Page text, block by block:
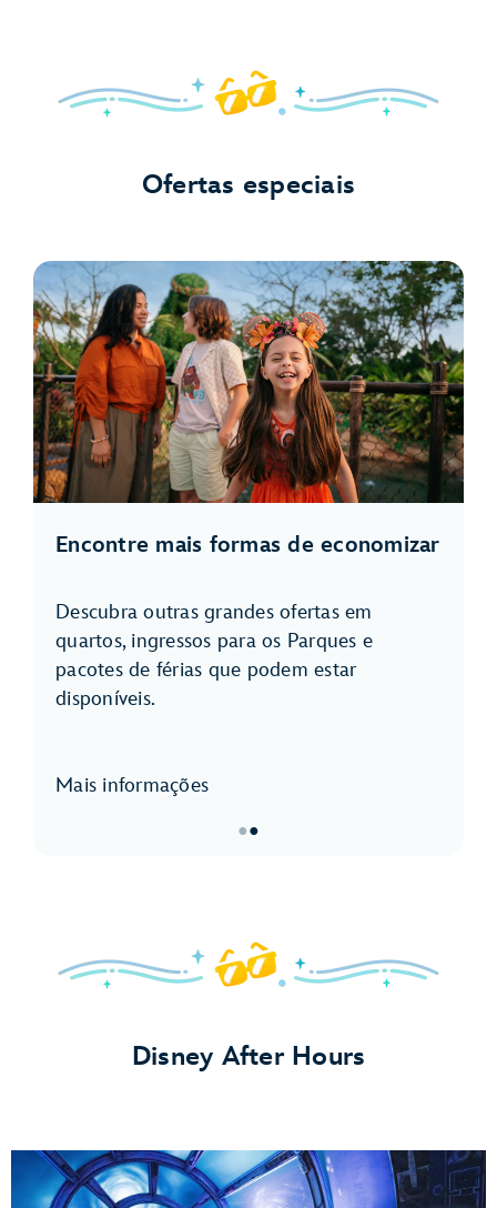
Ofertas especiais
Encontre mais formas de economizar
Descubra outras grandes ofertas em
quartos, ingressos para os Parques e
pacotes de férias que podem estar
disponíveis.
Mais informações
<p>Encontre
●●
Disney After Hours